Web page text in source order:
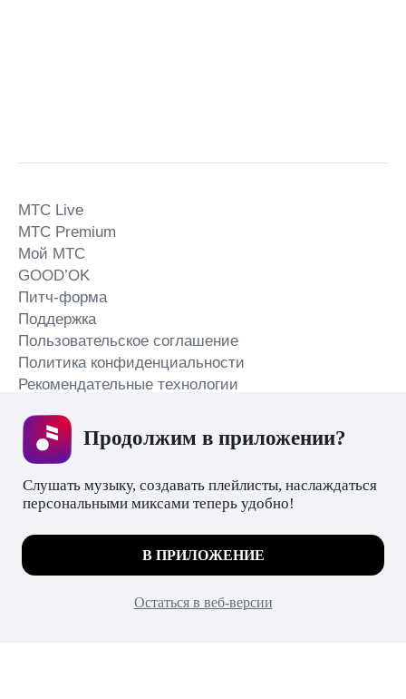
MTС Live
MTС Premium
Мой МТС
GOOD’OK
Питч-форма
Поддержка
Пользовательское соглашение
Политика конфиденциальности
Рекомендательные технологии
психотропных веществ, их аналогов причиняет вред
здоровью, их незаконный оборот запрещён и влечёт
установленную законодательством ответственность.
Все права защищены
Подробнее
ПОНЯТНО
Продолжим в приложении?
Слушать музыку, создавать плейлисты, наслаждаться
персональными миксами теперь удобно!
В ПРИЛОЖЕНИЕ
Остаться в веб-версии